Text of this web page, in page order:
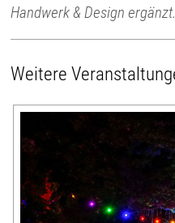
Handwerk & Design ergänzt.
Weitere